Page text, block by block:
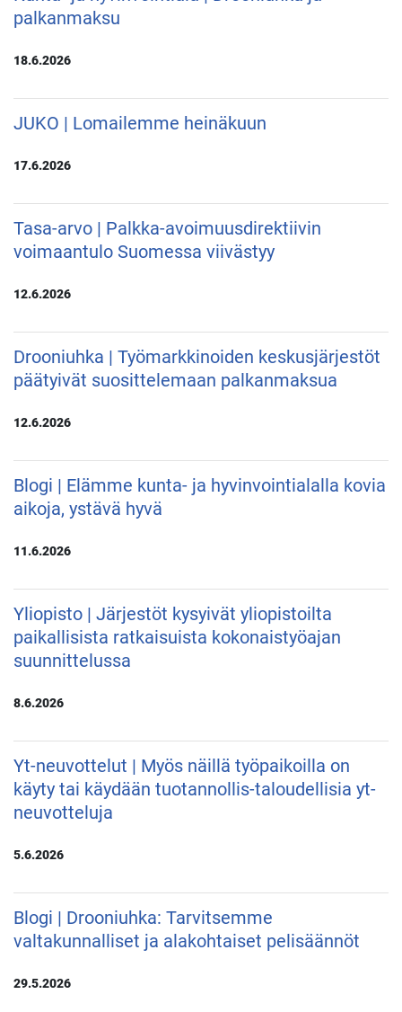
palkanmaksu
18.6.2026
JUKO | Lomailemme heinäkuun
17.6.2026
Tasa-arvo | Palkka-avoimuusdirektiivin
voimaantulo Suomessa viivästyy
12.6.2026
Drooniuhka | Työmarkkinoiden keskusjärjestöt
päätyivät suosittelemaan palkanmaksua
12.6.2026
Blogi | Elämme kunta- ja hyvinvointialalla kovia
aikoja, ystävä hyvä
11.6.2026
Yliopisto | Järjestöt kysyivät yliopistoilta
paikallisista ratkaisuista kokonaistyöajan
suunnittelussa
8.6.2026
Yt-neuvottelut | Myös näillä työpaikoilla on
käyty tai käydään tuotannollis-taloudellisia yt-
neuvotteluja
5.6.2026
Blogi | Drooniuhka: Tarvitsemme
valtakunnalliset ja alakohtaiset pelisäännöt
29.5.2026